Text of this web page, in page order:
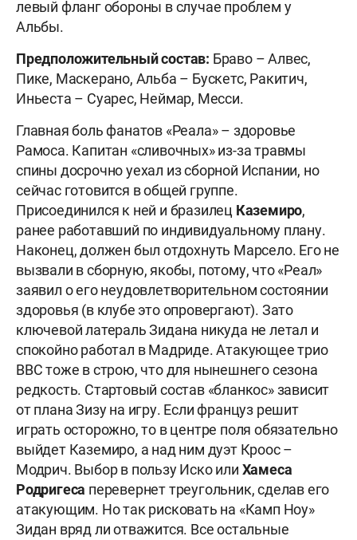
левый фланг обороны в случае проблем у
Альбы.
Предположительный состав: Браво – Алвес,
Пике, Маскерано, Альба – Бускетс, Ракитич,
Иньеста – Суарес, Неймар, Месси.
Главная боль фанатов «Реала» – здоровье
Рамоса. Капитан «сливочных» из-за травмы
спины досрочно уехал из сборной Испании, но
сейчас готовится в общей группе.
Присоединился к ней и бразилец Каземиро,
ранее работавший по индивидуальному плану.
Наконец, должен был отдохнуть Марсело. Его не
вызвали в сборную, якобы, потому, что «Реал»
заявил о его неудовлетворительном состоянии
здоровья (в клубе это опровергают). Зато
ключевой латераль Зидана никуда не летал и
спокойно работал в Мадриде. Атакующее трио
BBC тоже в строю, что для нынешнего сезона
редкость. Стартовый состав «бланкос» зависит
от плана Зизу на игру. Если француз решит
играть осторожно, то в центре поля обязательно
выйдет Каземиро, а над ним дуэт Кроос –
Модрич. Выбор в пользу Иско или Хамеса
Родригеса перевернет треугольник, сделав его
атакующим. Но так рисковать на «Камп Ноу»
Зидан вряд ли отважится. Все остальные